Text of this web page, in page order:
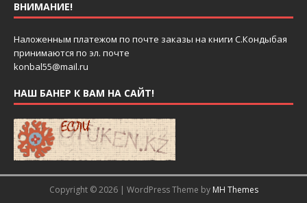
ВНИМАНИЕ!
Наложенным платежом по почте заказы на книги С.Кондыбая
принимаются по эл. почте
konbal55@mail.ru
НАШ БАНЕР К ВАМ НА САЙТ!
Copyright © 2026 | WordPress Theme by MH Themes